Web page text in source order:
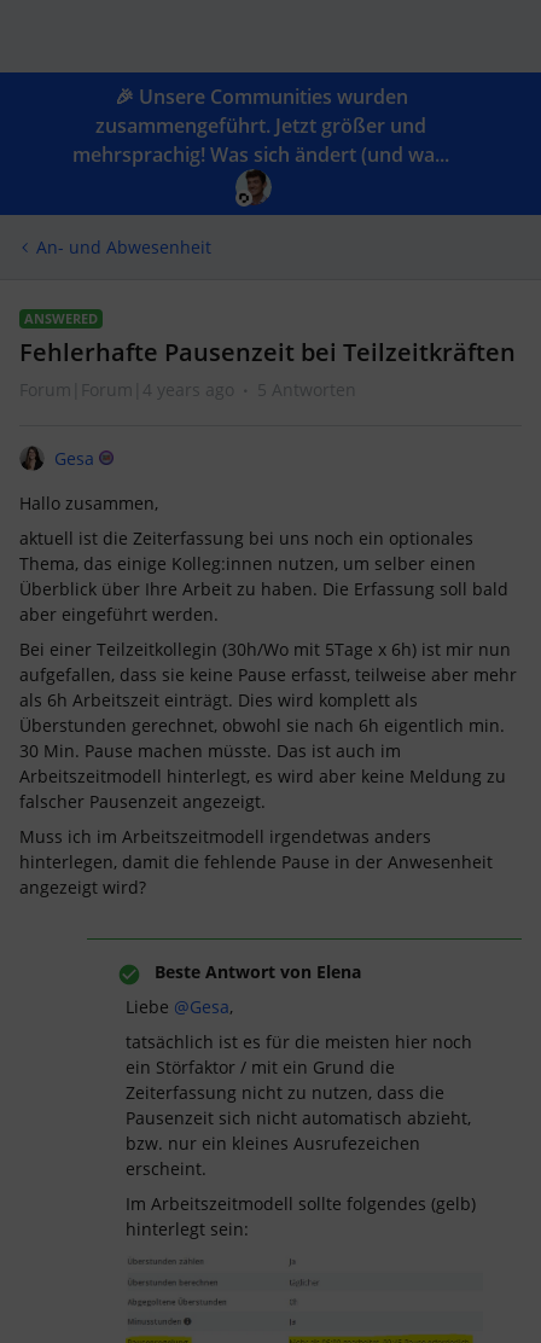
🎉 Unsere Communities wurden
zusammengeführt. Jetzt größer und
mehrsprachig! Was sich ändert (und wa...
An- und Abwesenheit
ANSWERED
Fehlerhafte Pausenzeit bei Teilzeitkräften
Forum|Forum|4 years ago 5 Antworten
Gesa
Hallo zusammen,
aktuell ist die Zeiterfassung bei uns noch ein optionales
Thema, das einige Kolleg:innen nutzen, um selber einen
Überblick über Ihre Arbeit zu haben. Die Erfassung soll bald
aber eingeführt werden.
Bei einer Teilzeitkollegin (30h/Wo mit 5Tage x 6h) ist mir nun
aufgefallen, dass sie keine Pause erfasst, teilweise aber mehr
als 6h Arbeitszeit einträgt. Dies wird komplett als
Überstunden gerechnet, obwohl sie nach 6h eigentlich min.
30 Min. Pause machen müsste. Das ist auch im
Arbeitszeitmodell hinterlegt, es wird aber keine Meldung zu
falscher Pausenzeit angezeigt.
Muss ich im Arbeitszeitmodell irgendetwas anders
hinterlegen, damit die fehlende Pause in der Anwesenheit
angezeigt wird?
Beste Antwort von Elena
Liebe @Gesa,
tatsächlich ist es für die meisten hier noch
ein Störfaktor / mit ein Grund die
Zeiterfassung nicht zu nutzen, dass die
Pausenzeit sich nicht automatisch abzieht,
bzw. nur ein kleines Ausrufezeichen
erscheint.
Im Arbeitszeitmodell sollte folgendes (gelb)
hinterlegt sein: